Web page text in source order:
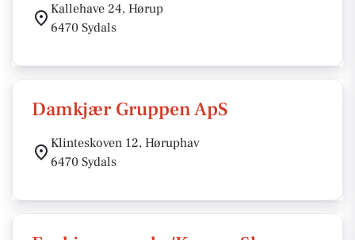
Kallehave 24, Hørup
6470 Sydals
Damkjær Gruppen ApS
Klinteskoven 12, Høruphav
6470 Sydals